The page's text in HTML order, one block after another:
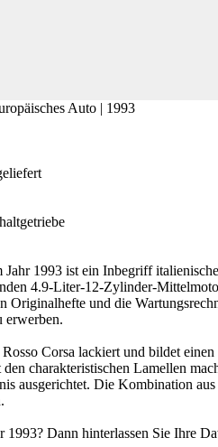
Auto | 1993
1993 ist ein Inbegriff
4.9-Liter-12-Zylinder-
Originalhefte und die
erwerben.
Corsa lackiert und bildet
charakteristischen Lamellen
ausgerichtet. Die Kombination
1993? Dann hinterlassen Sie Ihre